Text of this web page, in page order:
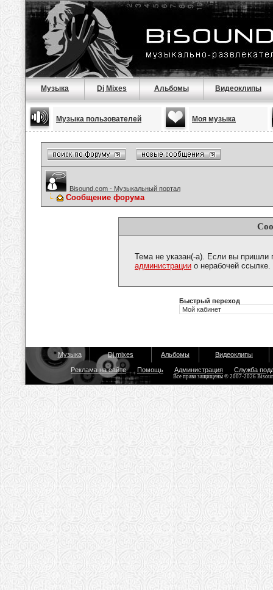
Музыка Dj Mixes Альбомы Видеоклипы
Музыка пользователей Моя музыка
Bisound.com - Музыкальный портал
Сообщение форума
Тема не указан(-а). Если вы пришли
администрации о нерабочей ссылке.
Быстрый переход
Музыка Dj mixes Альбомы Видеоклипы
Реклама на сайте Помощь Администрация Служба
Все права защищены © 2007-2026